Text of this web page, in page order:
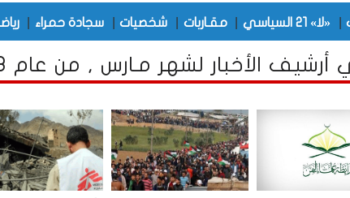
«لا» 21 السياسي مقـاربات شخصيات سجادة حمراء
الأخبار لشهر مـارس , من عام 2018